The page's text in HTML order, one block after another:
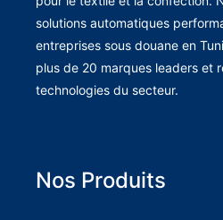
solutions automatiques
entreprises sous douane en
plus de 20 marques leaders et
technologies du secteur.
Nos Produits